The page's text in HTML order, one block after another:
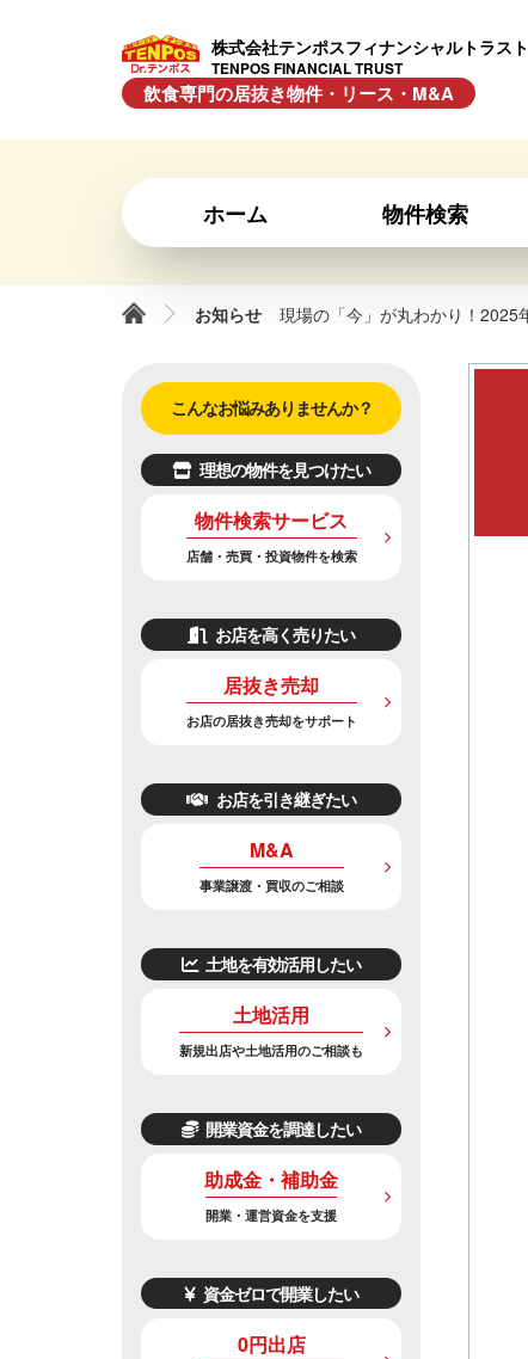
株式会社テンポスフィナンシャルトラスト
TENPOS FINANCIAL TRUST
飲食専門の居抜き物件・リース・M&A
ホーム 物件検索
お知らせ 現場の「今」が丸わかり！2025
こんなお悩みありませんか？
理想の物件を見つけたい
物件検索サービス
店舗・売買・投資物件を検索
お店を高く売りたい
居抜き売却
お店の居抜き売却をサポート
お店を引き継ぎたい
M&A
事業譲渡・買収のご相談
土地を有効活用したい
土地活用
新規出店や土地活用のご相談も
開業資金を調達したい
助成金・補助金
開業・運営資金を支援
資金ゼロで開業したい
0円出店